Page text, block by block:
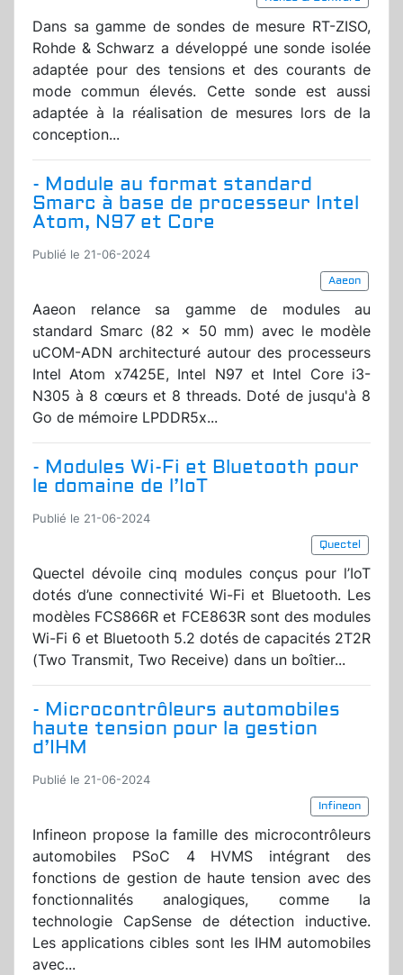
Dans sa gamme de sondes de mesure RT-ZISO,
Rohde & Schwarz a développé une sonde isolée
adaptée pour des tensions et des courants de
mode commun élevés. Cette sonde est aussi
adaptée à la réalisation de mesures lors de la
conception...
- Module au format standard
Smarc à base de processeur Intel
Atom, N97 et Core
Publié le 21-06-2024
Aaeon
Aaeon relance sa gamme de modules au
standard Smarc (82 x 50 mm) avec le modèle
uCOM-ADN architecturé autour des processeurs
Intel Atom x7425E, Intel N97 et Intel Core i3-
N305 à 8 cœurs et 8 threads. Doté de jusqu'à 8
Go de mémoire LPDDR5x...
- Modules Wi-Fi et Bluetooth pour
le domaine de l’IoT
Publié le 21-06-2024
Quectel
Quectel dévoile cinq modules conçus pour l’IoT
dotés d’une connectivité Wi-Fi et Bluetooth. Les
modèles FCS866R et FCE863R sont des modules
Wi-Fi 6 et Bluetooth 5.2 dotés de capacités 2T2R
(Two Transmit, Two Receive) dans un boîtier...
- Microcontrôleurs automobiles
haute tension pour la gestion
d’IHM
Publié le 21-06-2024
Infineon
Infineon propose la famille des microcontrôleurs
automobiles PSoC 4 HVMS intégrant des
fonctions de gestion de haute tension avec des
fonctionnalités analogiques, comme la
technologie CapSense de détection inductive.
Les applications cibles sont les IHM automobiles
avec...